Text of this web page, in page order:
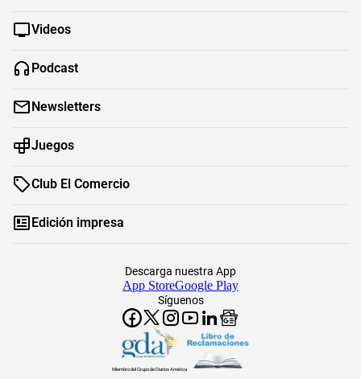
Videos
Podcast
Newsletters
Juegos
Club El Comercio
Edición impresa
Síguenos
Descarga nuestra App
App StoreGoogle Play
Miembro del Grupo de Diarios América